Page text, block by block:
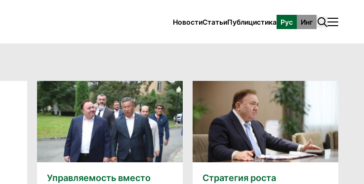
НовостиСтатьиПублицистика Рус Инг
Управляемость вместо
Стратегия роста